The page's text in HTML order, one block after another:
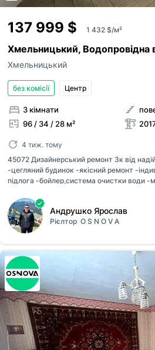
137 999 $ 1 432 $/м²
Хмельницький, Водопровідна
Хмельницький
без комісії Центр
3 кімнати
96 / 34 / 28 м²
4 тиж. тому
45072 Дизайнерський ремонт 3к від
-цегляний будинок -якісний ремонт -
підлога -бойлер,система очистки води -
для життя -без сплати комісії,
куточок чекає на вас! поспішайте
Андрушко Ярослав
Рієлтор O S N O V A